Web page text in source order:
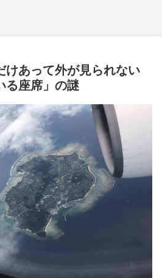
けあって外が見られない
る座席」の謎